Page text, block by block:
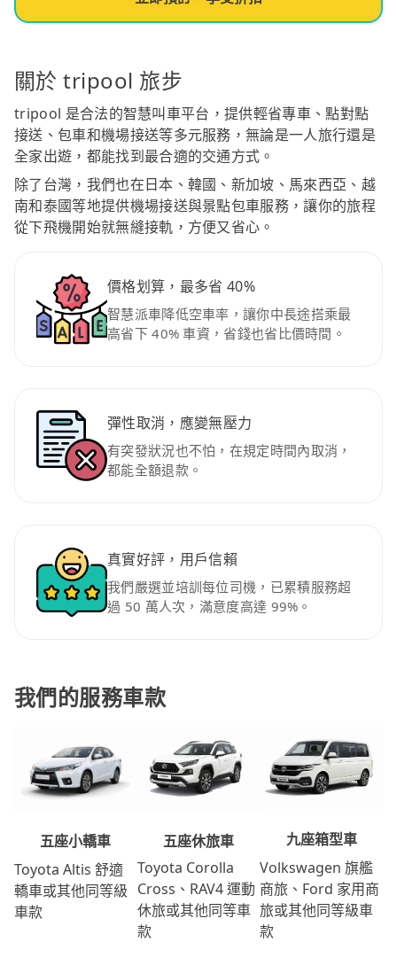
關於 tripool 旅步
tripool 是合法的智慧叫車平台，提供輕省專車、點對點
接送、包車和機場接送等多元服務，無論是一人旅行還是
全家出遊，都能找到最合適的交通方式。
除了台灣，我們也在日本、韓國、新加坡、馬來西亞、越
南和泰國等地提供機場接送與景點包車服務，讓你的旅程
從下飛機開始就無縫接軌，方便又省心。
價格划算，最多省 40%
智慧派車降低空車率，讓你中長途搭乘最
高省下 40% 車資，省錢也省比價時間。
彈性取消，應變無壓力
有突發狀況也不怕，在規定時間內取消，
都能全額退款。
真實好評，用戶信賴
我們嚴選並培訓每位司機，已累積服務超
過 50 萬人次，滿意度高達 99%。
我們的服務車款
五座小轎車
Toyota Altis 舒適
轎車或其他同等級
車款
五座休旅車
Toyota Corolla
Cross、RAV4 運動
休旅或其他同等車
款
九座箱型車
Volkswagen 旗艦
商旅、Ford 家用商
旅或其他同等級車
款